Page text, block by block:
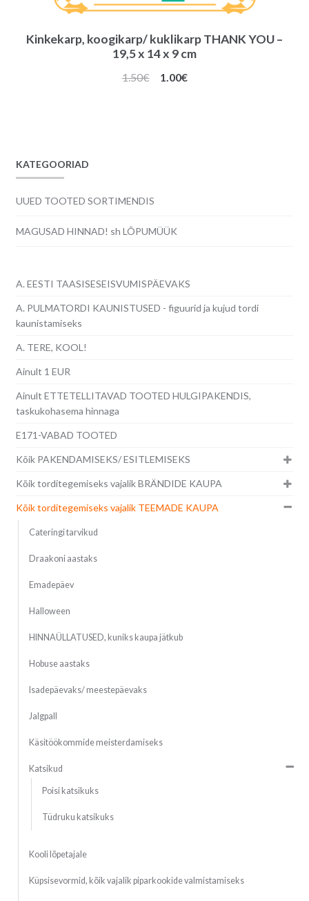
Kinkekarp, koogikarp/ kuklikarp THANK YOU –
19,5 x 14 x 9 cm
1.50€
Algne
1.00€Praegune
KATEGOORIAD
UUED TOOTED SORTIMENDIS
MAGUSAD HINNAD! sh LÕPUMÜÜK
A. EESTI TAASISESEISVUMISPÄEVAKS
A. PULMATORDI KAUNISTUSED - figuurid ja kujud tordi
kaunistamiseks
A. TERE, KOOL!
Ainult 1 EUR
Ainult ETTETELLITAVAD TOOTED HULGIPAKENDIS,
taskukohasema hinnaga
E171-VABAD TOOTED
Kõik PAKENDAMISEKS/ ESITLEMISEKS
Kõik torditegemiseks vajalik BRÄNDIDE KAUPA
Kõik torditegemiseks vajalik TEEMADE KAUPA
Cateringi tarvikud
Draakoni aastaks
Emadepäev
Halloween
HINNAÜLLATUSED, kuniks kaupa jätkub
Hobuse aastaks
Isadepäevaks/ meestepäevaks
Jalgpall
Käsitöökommide meisterdamiseks
Katsikud
Poisi katsikuks
Tüdruku katsikuks
Kooli lõpetajale
Küpsisevormid, kõik vajalik piparkookide valmistamiseks